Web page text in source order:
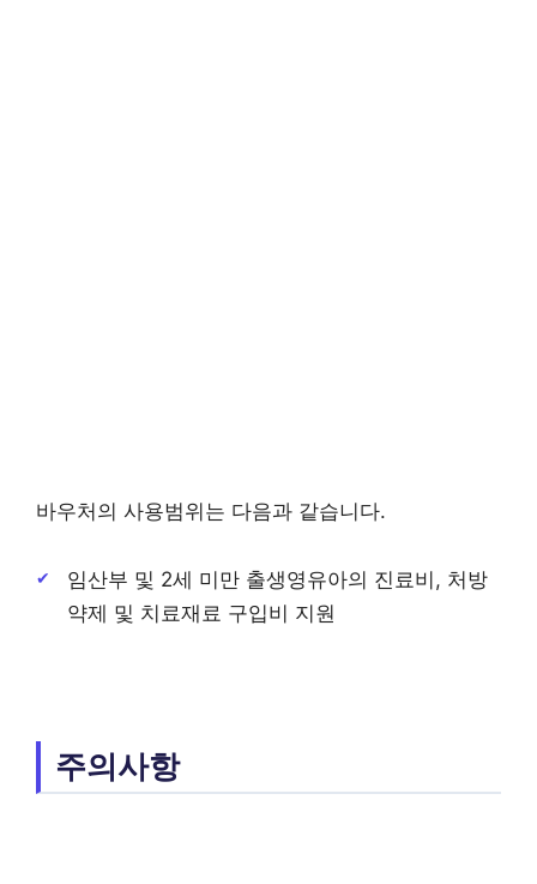
바우처의 사용범위는 다음과 같습니다.
임산부 및 2세 미만 출생영유아의 진료비, 처방
약제 및 치료재료 구입비 지원
주의사항